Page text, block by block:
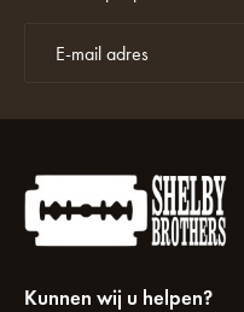
Kunnen wij u helpen?